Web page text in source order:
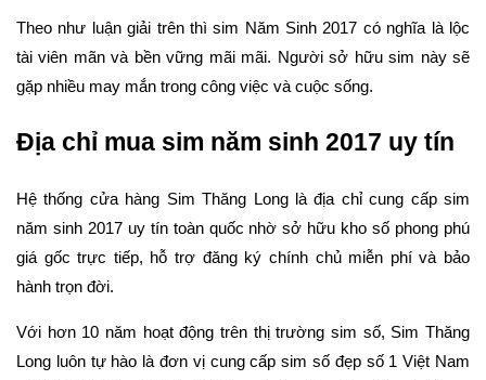
Theo như luận giải trên thì sim Năm Sinh 2017 có nghĩa là lộc
tài viên mãn và bền vững mãi mãi. Người sở hữu sim này sẽ
gặp nhiều may mắn trong công việc và cuộc sống.
Địa chỉ mua sim năm sinh 2017 uy tín
Hệ thống cửa hàng Sim Thăng Long là địa chỉ cung cấp sim
năm sinh 2017 uy tín toàn quốc nhờ sở hữu kho số phong phú
giá gốc trực tiếp, hỗ trợ đăng ký chính chủ miễn phí và bảo
hành trọn đời.
Với hơn 10 năm hoạt động trên thị trường sim số, Sim Thăng
Long luôn tự hào là đơn vị cung cấp sim số đẹp số 1 Việt Nam